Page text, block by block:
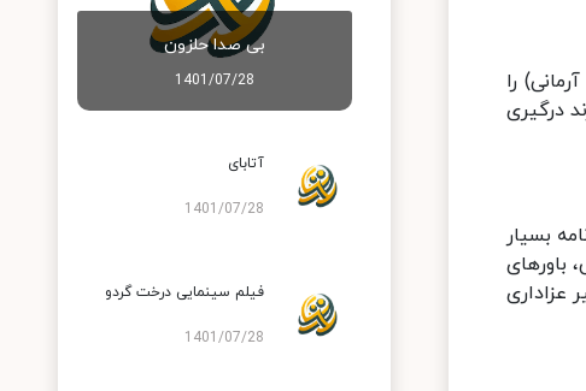
را
درگیری
بسیار
باورهای
عزاداری
بی صدا حلزون
1401/07/28
آتابای
1401/07/28
فیلم سینمایی درخت گردو
1401/07/28